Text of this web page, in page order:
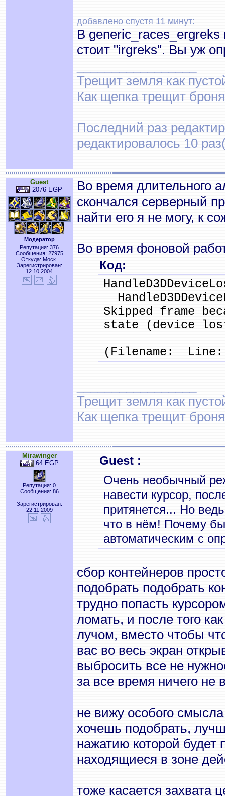
добавлено спустя 11 минут:
В generic_races_ergreks
стоит "irgreks". Вы уж
Трещит земля как
Как щепка трещит броня
Последний раз
редактировалось 10
Guest
2076 EGP
Модератор
Репутация: 376
Сообщения: 27975
Откуда: Моск.
Зарегистрирован:
12.10.2004
Во время длительного
скончался серверный
найти его я не могу, к
Во время фоновой
Код:
Skipped frame
state (device
(Filename: Line:
Трещит земля как
Как щепка трещит броня
Mirawinger
64 EGP
Репутация: 0
Сообщения: 86
Зарегистрирован:
22.11.2009
Guest :
Очень необычный
навести курсор,
притянется... Но
что в нём! Почему бы
автоматическим с
сбор контейнеров
подобрать подобрать
трудно попасть
ломать, и после того
лучом, вместо чтобы
вас во весь экран
выбросить все не
за все время ничего не
не вижу особого
хочешь подобрать,
нажатию которой будет
находящиеся в зоне
тоже касается захвата